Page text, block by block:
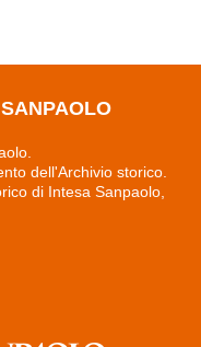
dell'Archivio storico.
di Intesa Sanpaolo,